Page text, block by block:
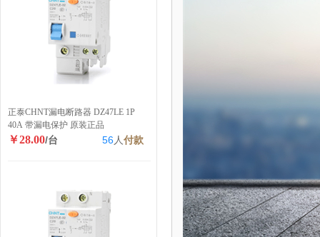
正泰CHNT漏电断路器 DZ47LE 1P
40A 带漏电保护 原装正品
￥28.00/台 56人付款